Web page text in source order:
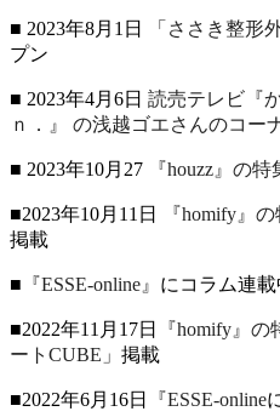
■ 2023年8月1日 「ささき整形
プン
■ 2023年4月6日 読売テレビ『
ｎ．』 の浅越ゴエさんのコー
■ 2023年10月27 『houzz』の
■2023年10月11日 『homify』
掲載
■ 『ESSE-online』 にコラム連載
■2022年11月17日 『homify』
ートCUBE」 掲載
■2022年6月16日 『ESSE-online